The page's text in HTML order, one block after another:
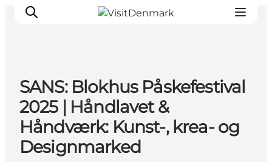
Inspiration
Destinationer
Oplevelser
Overnatning
SANS: Blokhus Påskefestival
2025 | Håndlavet &
Håndværk: Kunst-, krea- og
Designmarked